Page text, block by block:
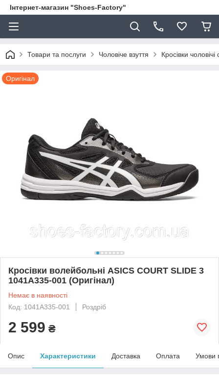
Інтернет-магазин "Shoes-Factory"
Товари та послуги Чоловіче взуття Кросівки чоловічі
Оригінал
Кросівки волейбольні ASICS COURT SLIDE 3
1041A335-001 (Оригінал)
Немає в наявності
Код: 1041A335-001
Роздріб
2 599 ₴
Опис Характеристики Доставка Оплата Умови